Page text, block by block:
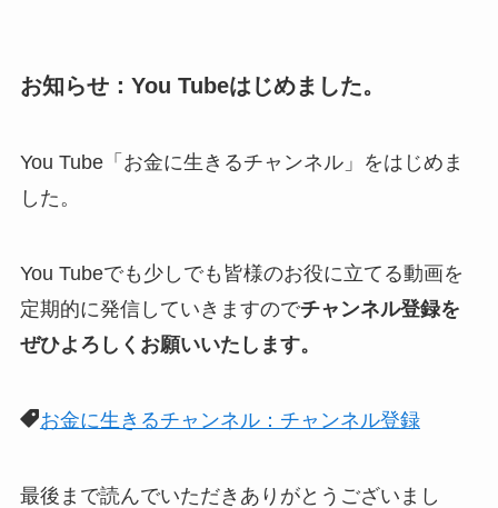
お知らせ：You Tubeはじめました。
You Tube「お金に生きるチャンネル」をはじめま
した。
You Tubeでも少しでも皆様のお役に立てる動画を
定期的に発信していきますのでチャンネル登録を
ぜひよろしくお願いいたします。
お金に生きるチャンネル：チャンネル登録
最後まで読んでいただきありがとうございまし